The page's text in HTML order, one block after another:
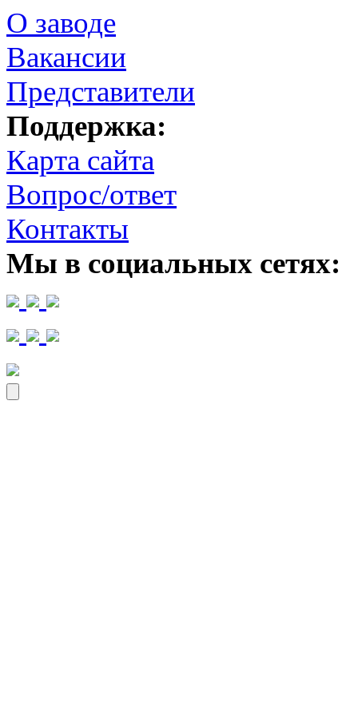
О заводе
Вакансии
Представители
Поддержка:
Карта сайта
Вопрос/ответ
Контакты
Мы в социальных сетях: